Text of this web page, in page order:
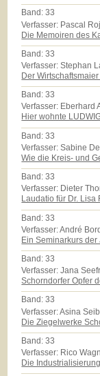
Band:33
Verfasser: Pascal
Die Memoiren des
Band:33
Verfasser: Stephan
Der
Band:33
Verfasser: Eberhard
Hier wohnte
Band:33
Verfasser: Sabine
Wie die Kreis- und
Band:33
Verfasser: Dieter
Laudatio für Dr.
Band:33
Verfasser: André
Ein Seminarkurs der
Band:33
Verfasser: Jana
Schorndorfer Opfer
Band:33
Verfasser: Asina
Die Ziegelwerke
Band:33
Verfasser: Rico
Die